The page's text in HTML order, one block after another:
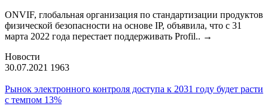
ONVIF, глобальная организация по стандартизации продуктов
физической безопасности на основе IP, объявила, что с 31
марта 2022 года перестает поддерживать Profil.. →
Новости
30.07.2021 1963
Рынок электронного контроля доступа к 2031 году будет расти
с темпом 13%